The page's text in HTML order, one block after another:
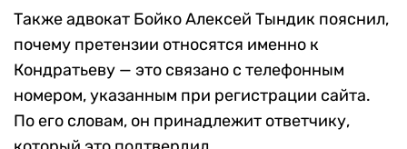
Также адвокат Бойко Алексей Тындик пояснил,
почему претензии относятся именно к
Кондратьеву — это связано с телефонным
номером, указанным при регистрации сайта.
По его словам, он принадлежит ответчику,